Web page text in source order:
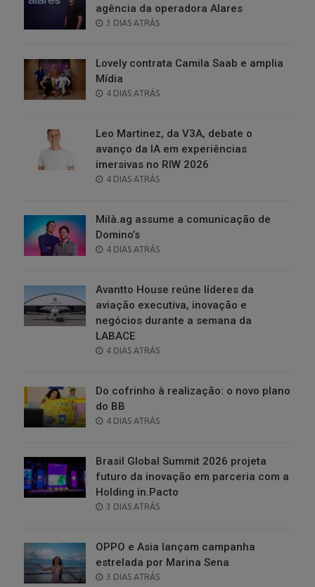
agência da operadora Alares
POSTED
3 DIAS ATRÁS
Lovely contrata Camila Saab e amplia
Mídia
POSTED
4 DIAS ATRÁS
Leo Martinez, da V3A, debate o
avanço da IA em experiências
imersivas no RIW 2026
POSTED
4 DIAS ATRÁS
Milà.ag assume a comunicação de
Domino’s
POSTED
4 DIAS ATRÁS
Avantto House reúne líderes da
aviação executiva, inovação e
negócios durante a semana da
LABACE
POSTED
4 DIAS ATRÁS
Do cofrinho à realização: o novo plano
do BB
POSTED
4 DIAS ATRÁS
Brasil Global Summit 2026 projeta
futuro da inovação em parceria com a
Holding in.Pacto
POSTED
3 DIAS ATRÁS
OPPO e Asia lançam campanha
estrelada por Marina Sena
POSTED
3 DIAS ATRÁS